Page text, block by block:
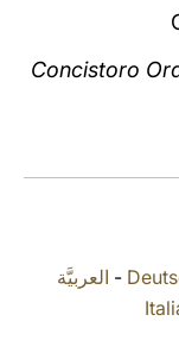
Concistoro
العربيَّة -